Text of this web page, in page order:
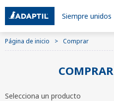
Siempre unidos
Página de inicio Comprar
Selecciona un producto